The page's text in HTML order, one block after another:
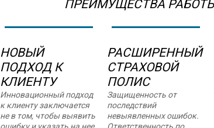
ПРЕИМУЩЕСТВА
НОВЫЙ
ПОДХОД К
КЛИЕНТУ
Инновационный подход
к клиенту заключается
не в том, чтобы выявить
РАСШИРЕННЫЙ
СТРАХОВОЙ
ПОЛИС
Защищенность от
последствий
невыявленных ошибок.